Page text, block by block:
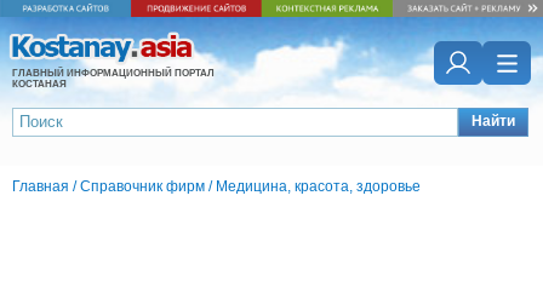
ГЛАВНЫЙ ИНФОРМАЦИОННЫЙ ПОРТАЛ
КОСТАНАЯ
Найти
Главная /Справочник фирм / Медицина, красота, здоровье